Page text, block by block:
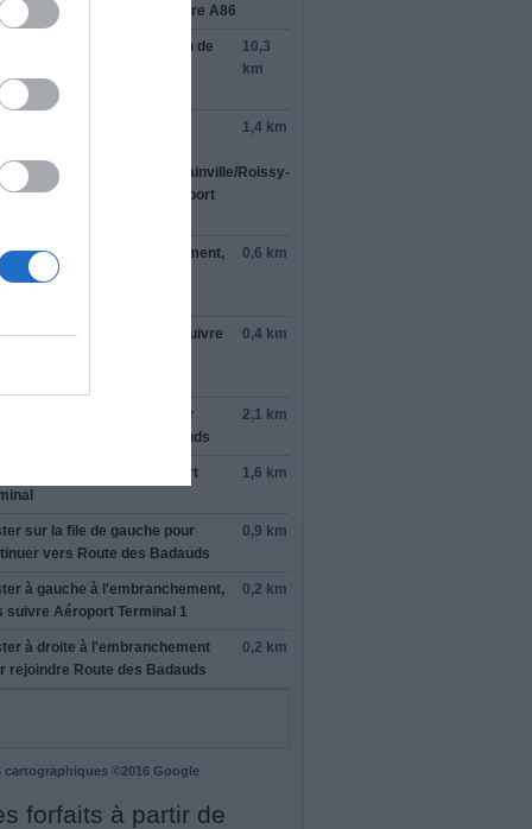
epinay seine pour rejoindre A86
en direction de
Lille Aéroport Le Bourget
10,3
km
Senlis Goussainville/Roissy-
/Paris Nord
Aéroport
1,4 km
àgauche
à l'embranchement,
suivreAéroport Charles de
0,6 km
sur la file de
et suivre
0,4 km
pour
Route des Badauds
2,1 km
Aéroport
1,6 km
sur la file de gauche pour
vers Route des Badauds
0,9 km
à gauche à l'embranchement,
suivre Aéroport Terminal 1
0,2 km
à droite à l'embranchement
rejoindre Route des Badauds
0,2 km
cartographiques ©2016 Google
forfaits à partir de